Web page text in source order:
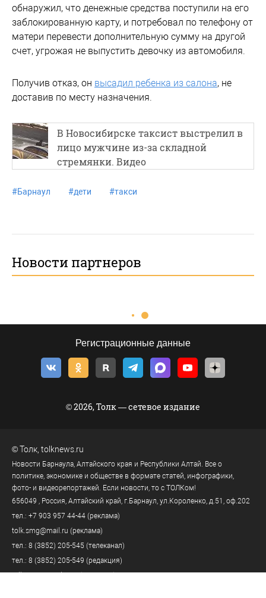
обнаружил, что денежные средства поступили на его
заблокированную карту, и потребовал по телефону от
матери перевести дополнительную сумму на другой
счет, угрожая не выпустить девочку из автомобиля.
Получив отказ, он высадил ребенка из салона, не
доставив по месту назначения.
В Новосибирске таксист выстрелил в
лицо мужчине из-за складной
стремянки. Видео
#Барнаул #дети #такси
Новости партнеров
Регистрационные данные
© 2026, Толк — сетевое издание
©Толк tolknews.ru
Новости Барнаула, Алтайского края и Республики Алтай. Все о
политике, экономике и обществе в формате статей, инфографики,
фото- и видеорепортажей. Если новости, то с ТОЛКом!
656049 , Россия, Алтайский край, г.Барнаул, ул.Короленко, д.51, оф.202
тел.: +7 903 957 44-44 (реклама)
tolk.smg@mail.ru (реклама)
тел.: 8 (3852) 205-545 (телеканал)
тел.: 8 (3852) 205-549 (редакция)